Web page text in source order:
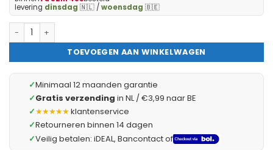
levering dinsdag 🇳🇱 /woensdag 🇧🇪
Badmat - 60x120cm - Grijs - Grote Antislip Douchemat
TOEVOEGEN AAN WINKELWAGEN
✓Minimaal 12 maanden garantie
✓Gratis verzending in NL / €3,99 naar BE
✓★★★★★klantenservice
✓Retourneren binnen 14 dagen
✓Veilig betalen: iDEAL, Bancontact of